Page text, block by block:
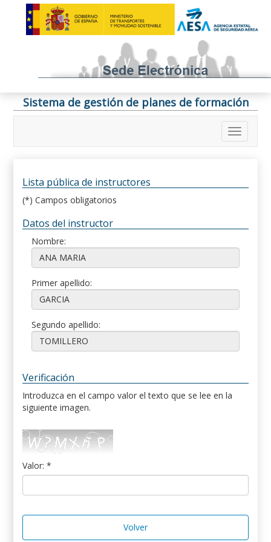
Sistema de gestión de planes de formación
Lista pública de instructores
(*) Campos obligatorios
Datos del instructor
Nombre:
Primer apellido:
Segundo apellido:
Verificación
Introduzca en el campo valor el texto que se lee en la
siguiente imagen.
Valor: *
Volver